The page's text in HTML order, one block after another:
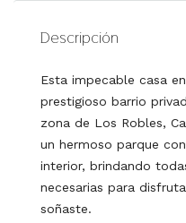
Descripción
Esta impecable casa
prestigioso barrio
zona de Los Robles,
un hermoso parque
interior, brindando
necesarias para
soñaste.